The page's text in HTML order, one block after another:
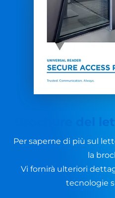
Brochure del
Per saperne di più sul
la
Vi fornirà ulteriori
tecnologie